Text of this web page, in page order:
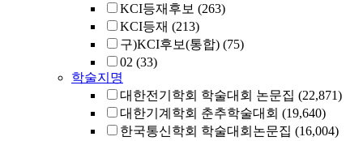
KCI등재후보 (263)
KCI등재 (213)
구)KCI후보(통합) (75)
02 (33)
학술지명
대한전기학회 학술대회 논문집 (22,871)
대한기계학회 춘추학술대회 (19,640)
한국통신학회 학술대회논문집 (16,004)